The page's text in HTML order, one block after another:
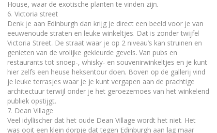
House, waar de exotische planten te vinden zijn.
6. Victoria street
Denk je aan Edinburgh dan krijg je direct een beeld voor je van
eeuwenoude straten en leuke winkeltjes. Dat is zonder twijfel
Victoria Street. De straat waar je op 2 niveau’s kan struinen en
genieten van de vrolijke gekleurde gevels. Van pubs en
restaurants tot snoep-, whisky- en souvenirwinkeltjes en je kunt
hier zelfs een heuse heksentour doen. Boven op de gallerij vind
je leuke terrasjes waar je je kunt vergapen aan de prachtige
architectuur terwijl onder je het geroezemoes van het winkelend
publiek opstijgt.
7. Dean Village
Veel idyllischer dat het oude Dean Village wordt het niet. Het
was ooit een klein dorpje dat tegen Edinburgh aan lag maar